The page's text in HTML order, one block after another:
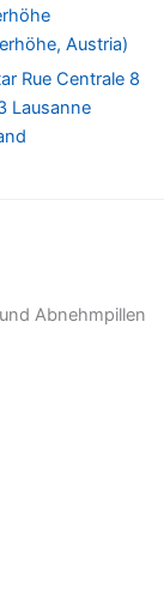
Austria)
Rue Centrale 8
Lausanne
Abnehmpillen